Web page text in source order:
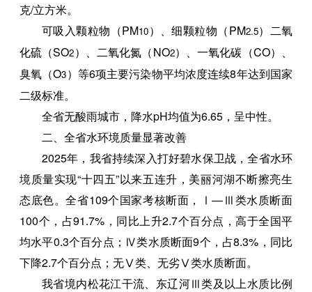
克/立方米。
可吸入颗粒物（PM10）、细颗粒物（PM2.5）二氧
化硫（SO2）、二氧化氮（NO2）、一氧化碳（CO）、
臭氧（O3）等6项主要污染物平均浓度连续8年达到国家
二级标准。
全省无酸雨城市，降水pH均值为6.65，呈中性。
二、全省水环境质量显著改善
2025年，我省持续深入打好碧水保卫战，全省水环
境质量实现“十四五”以来五连升，美丽河湖不断擦亮生
态底色。全省109个国家考核断面，Ⅰ—Ⅲ类水质断面
100个，占91.7%，同比上升2.7个百分点，高于全国平
均水平0.3个百分点；Ⅳ类水质断面9个，占8.3%，同比
下降2.7个百分点；无Ⅴ类、无劣Ⅴ类水质断面。
我省境内松花江干流、东辽河Ⅲ类及以上水质比例